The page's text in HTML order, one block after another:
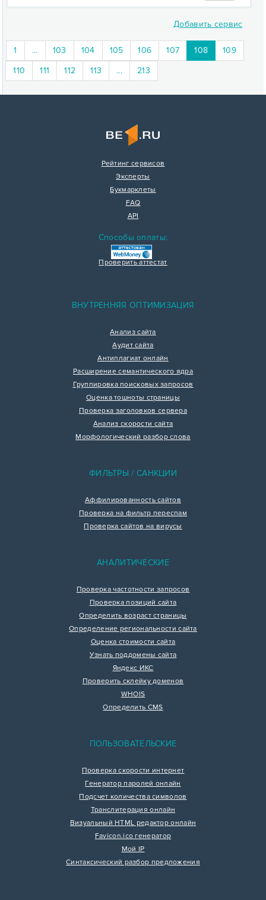
Добавить сервис
1 ... 103 104 105 106 107 108(current)
109
110
111 112 113 ... 213
Рейтинг сервисов
Эксперты
Букмарклеты
FAQ
API
Способы оплаты:
Проверить аттестат
ВНУТРЕННЯЯ ОПТИМИЗАЦИЯ
Анализ сайта
Аудит сайта
Антиплагиат онлайн
Расширение семантического ядра
Группировка поисковых запросов
Оценка тошноты страницы
Проверка заголовков сервера
Анализ скорости сайта
Морфологический разбор слова
ФИЛЬТРЫ / САНКЦИИ
Аффилированность сайтов
Проверка на фильтр переспам
Проверка сайтов на вирусы
АНАЛИТИЧЕСКИЕ
Проверка частотности запросов
Проверка позиций сайта
Определить возраст страницы
Определение региональности сайта
Оценка стоимости сайта
Узнать поддомены сайта
Яндекс ИКС
Проверить склейку доменов
WHOIS
Определить CMS
ПОЛЬЗОВАТЕЛЬСКИЕ
Проверка скорости интернет
Генератор паролей онлайн
Подсчет количества символов
Транслитерация онлайн
Визуальный HTML редактор онлайн
Favicon.ico генератор
Мой IP
Синтаксический разбор предложения